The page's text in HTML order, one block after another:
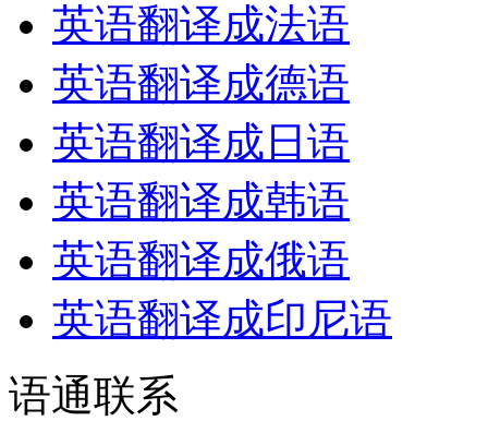
英语翻译成法语
英语翻译成德语
英语翻译成日语
英语翻译成韩语
英语翻译成俄语
英语翻译成印尼语
语通联系